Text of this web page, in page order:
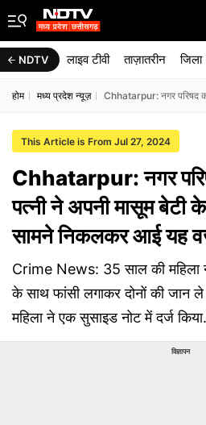
NDTV लाइव टीवी ताज़ातरीन जिला
होम मध्य प्रदेश न्यूज़ Chhatarpur: नगर परिषद
This Article is From Jul 27, 2024
Chhatarpur: नगर
पत्नी ने अपनी मासूम बेटी
सामने निकलकर आई यह
Crime News: 35 साल की महिला
के साथ फांसी लगाकर दोनों की जान
महिला ने एक सुसाइड नोट में दर्ज
विज्ञापन